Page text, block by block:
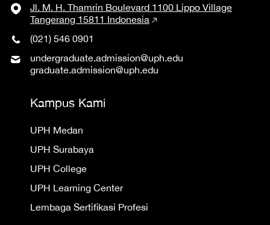
Jl. M. H. Thamrin Boulevard 1100 Lippo Village
Tangerang 15811 Indonesia
(021) 546 0901
undergraduate.admission@uph.edu
graduate.admission@uph.edu
Kampus Kami
UPH Medan
UPH Surabaya
UPH College
UPH Learning Center
Lembaga Sertifikasi Profesi